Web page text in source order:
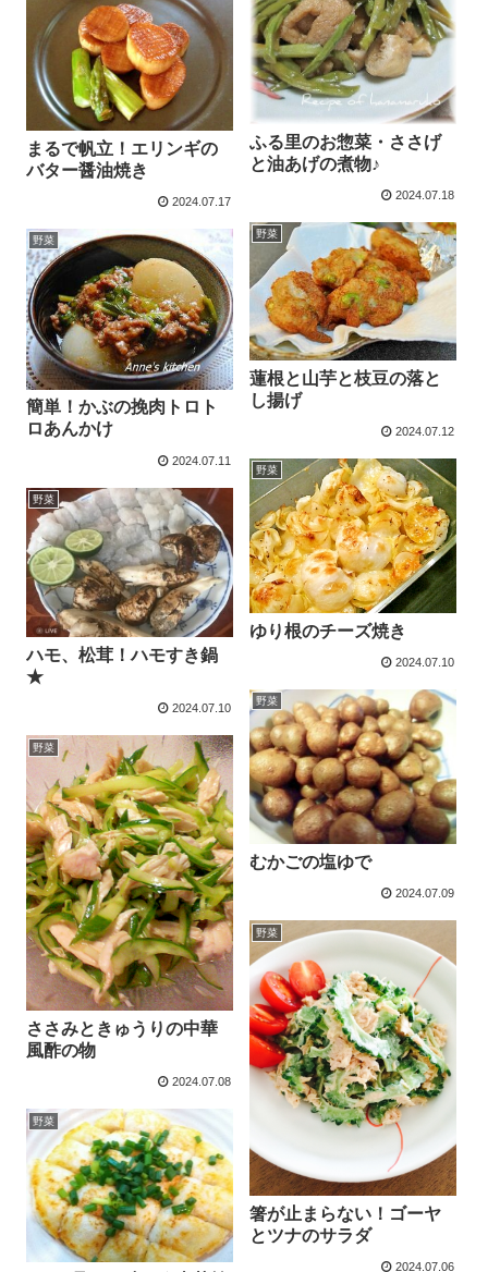
ふる里のお惣菜・ささげ
と油あげの煮物♪
2024.07.18
まるで帆立！エリンギの
バター醤油焼き
2024.07.17
野菜
蓮根と山芋と枝豆の落と
し揚げ
2024.07.12
野菜
簡単！かぶの挽肉トロト
ロあんかけ
2024.07.11
野菜
ゆり根のチーズ焼き
2024.07.10
野菜
ハモ、松茸！ハモすき鍋
★
2024.07.10
野菜
むかごの塩ゆで
2024.07.09
野菜
ささみときゅうりの中華
風酢の物
2024.07.08
野菜
箸が止まらない！ゴーヤ
とツナのサラダ
2024.07.06
野菜